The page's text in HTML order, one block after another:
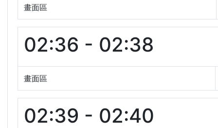
畫面區
02:36 - 02:38
畫面區
02:39 - 02:40